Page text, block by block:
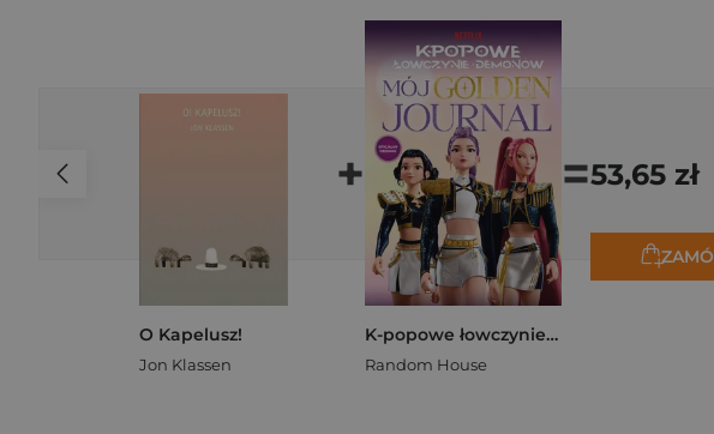
O Kapelusz!
Jon Klassen
+
K-popowe łowczynie demonów. Mój golden journal. Oficjalny dziennik
Random House
=53,65 zł